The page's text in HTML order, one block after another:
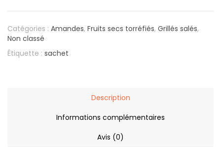
Catégories : Amandes, Fruits secs torréfiés, Grillés salés,
Non classé
Étiquette : sachet
Description
Informations complémentaires
Avis (0)